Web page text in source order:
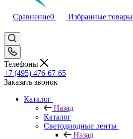
Сравнение0 Избранные товары
Телефоны
+7 (495) 476-67-65
Заказать звонок
Каталог
Назад
Каталог
Светодиодные ленты
Назад